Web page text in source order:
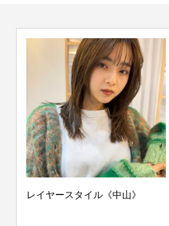
レイヤースタイル《中山》